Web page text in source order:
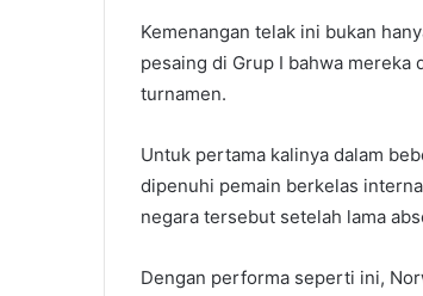
Kemenangan telak ini bukan
pesaing di Grup I bahwa mereka
turnamen.
Untuk pertama kalinya dalam
dipenuhi pemain berkelas
negara tersebut setelah lama
Dengan performa seperti ini,